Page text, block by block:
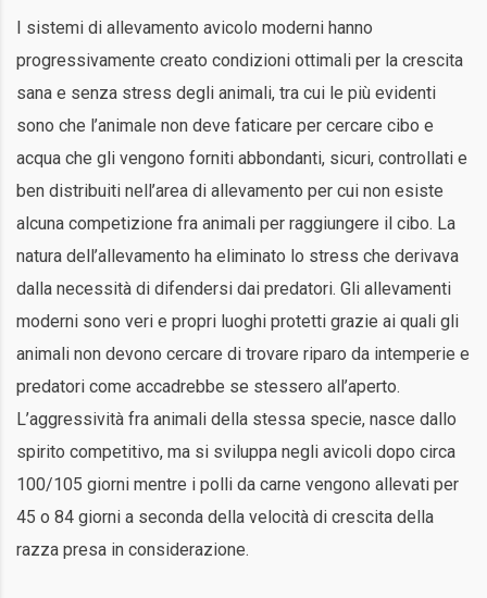
I sistemi di allevamento avicolo moderni hanno
progressivamente creato condizioni ottimali per la crescita
sana e senza stress degli animali, tra cui le più evidenti
sono che l’animale non deve faticare per cercare cibo e
acqua che gli vengono forniti abbondanti, sicuri, controllati e
ben distribuiti nell’area di allevamento per cui non esiste
alcuna competizione fra animali per raggiungere il cibo. La
natura dell’allevamento ha eliminato lo stress che derivava
dalla necessità di difendersi dai predatori. Gli allevamenti
moderni sono veri e propri luoghi protetti grazie ai quali gli
animali non devono cercare di trovare riparo da intemperie e
predatori come accadrebbe se stessero all’aperto.
L’aggressività fra animali della stessa specie, nasce dallo
spirito competitivo, ma si sviluppa negli avicoli dopo circa
100/105 giorni mentre i polli da carne vengono allevati per
45 o 84 giorni a seconda della velocità di crescita della
razza presa in considerazione.